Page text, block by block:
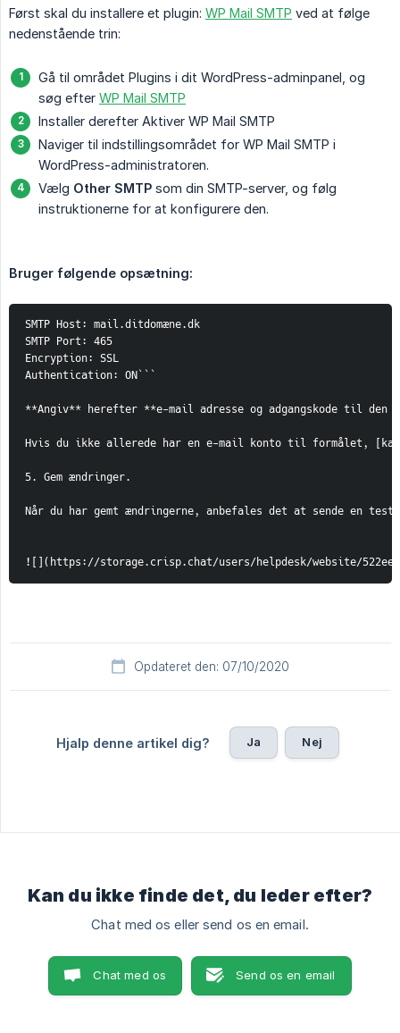
Først skal du installere et plugin: WP Mail SMTP ved at følge
nedenstående trin:
Gå til området Plugins i dit WordPress-adminpanel, og
søg efter WP Mail SMTP
Installer derefter Aktiver WP Mail SMTP
Naviger til indstillingsområdet for WP Mail SMTP i
WordPress-administratoren.
Vælg Other SMTP som din SMTP-server, og følg
instruktionerne for at konfigurere den.
Bruger følgende opsætning:
SMTP Host: mail.ditdomæne.dk
SMTP Port: 465
Encryption: SSL
Authentication: ON```
**Angiv** herefter **e-mail adresse og adgangskode til den
Hvis du ikke allerede har en e-mail konto til formålet,
5. Gem ændringer.
Når du har gemt ændringerne, anbefales det at sende en
![](https://storage.crisp.chat/users/helpdesk/website/
Opdateret den: 07/10/2020
Hjalp denne artikel dig? Ja Nej
Kan du ikke finde det, du leder efter?
Chat med os eller send os en email.
Chat med os Send os en email